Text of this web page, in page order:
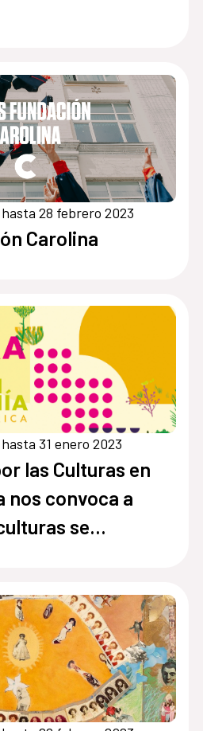
28 febrero 2023
Carolina
31 enero 2023
las Culturas en
nos convoca a
se